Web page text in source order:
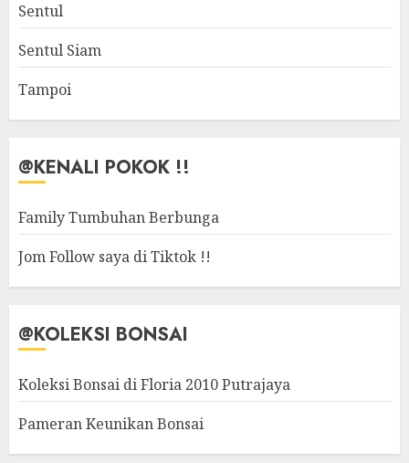
Sentul
Sentul Siam
Tampoi
@KENALI POKOK !!
Family Tumbuhan Berbunga
Jom Follow saya di Tiktok !!
@KOLEKSI BONSAI
Koleksi Bonsai di Floria 2010 Putrajaya
Pameran Keunikan Bonsai